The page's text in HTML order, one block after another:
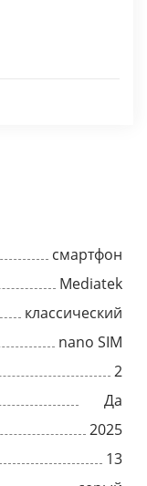
смартфон
Mediatek
классический
nano SIM
2
Да
2025
13